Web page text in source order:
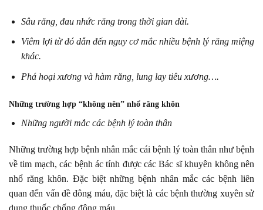
Sâu răng, đau nhức răng trong thời gian dài.
Viêm lợi từ đó dẫn đến nguy cơ mắc nhiều bệnh lý răng miệng
khác.
Phá hoại xương và hàm răng, lung lay tiêu xương….
Những trường hợp “không nên” nhổ răng khôn
Những người mắc các bệnh lý toàn thân
Những trường hợp bệnh nhân mắc cái bệnh lý toàn thân như bệnh
về tim mạch, các bệnh ác tính được các Bác sĩ khuyên không nên
nhổ răng khôn. Đặc biệt những bệnh nhân mắc các bệnh liên
quan đến vấn đề đông máu, đặc biệt là các bệnh thường xuyên sử